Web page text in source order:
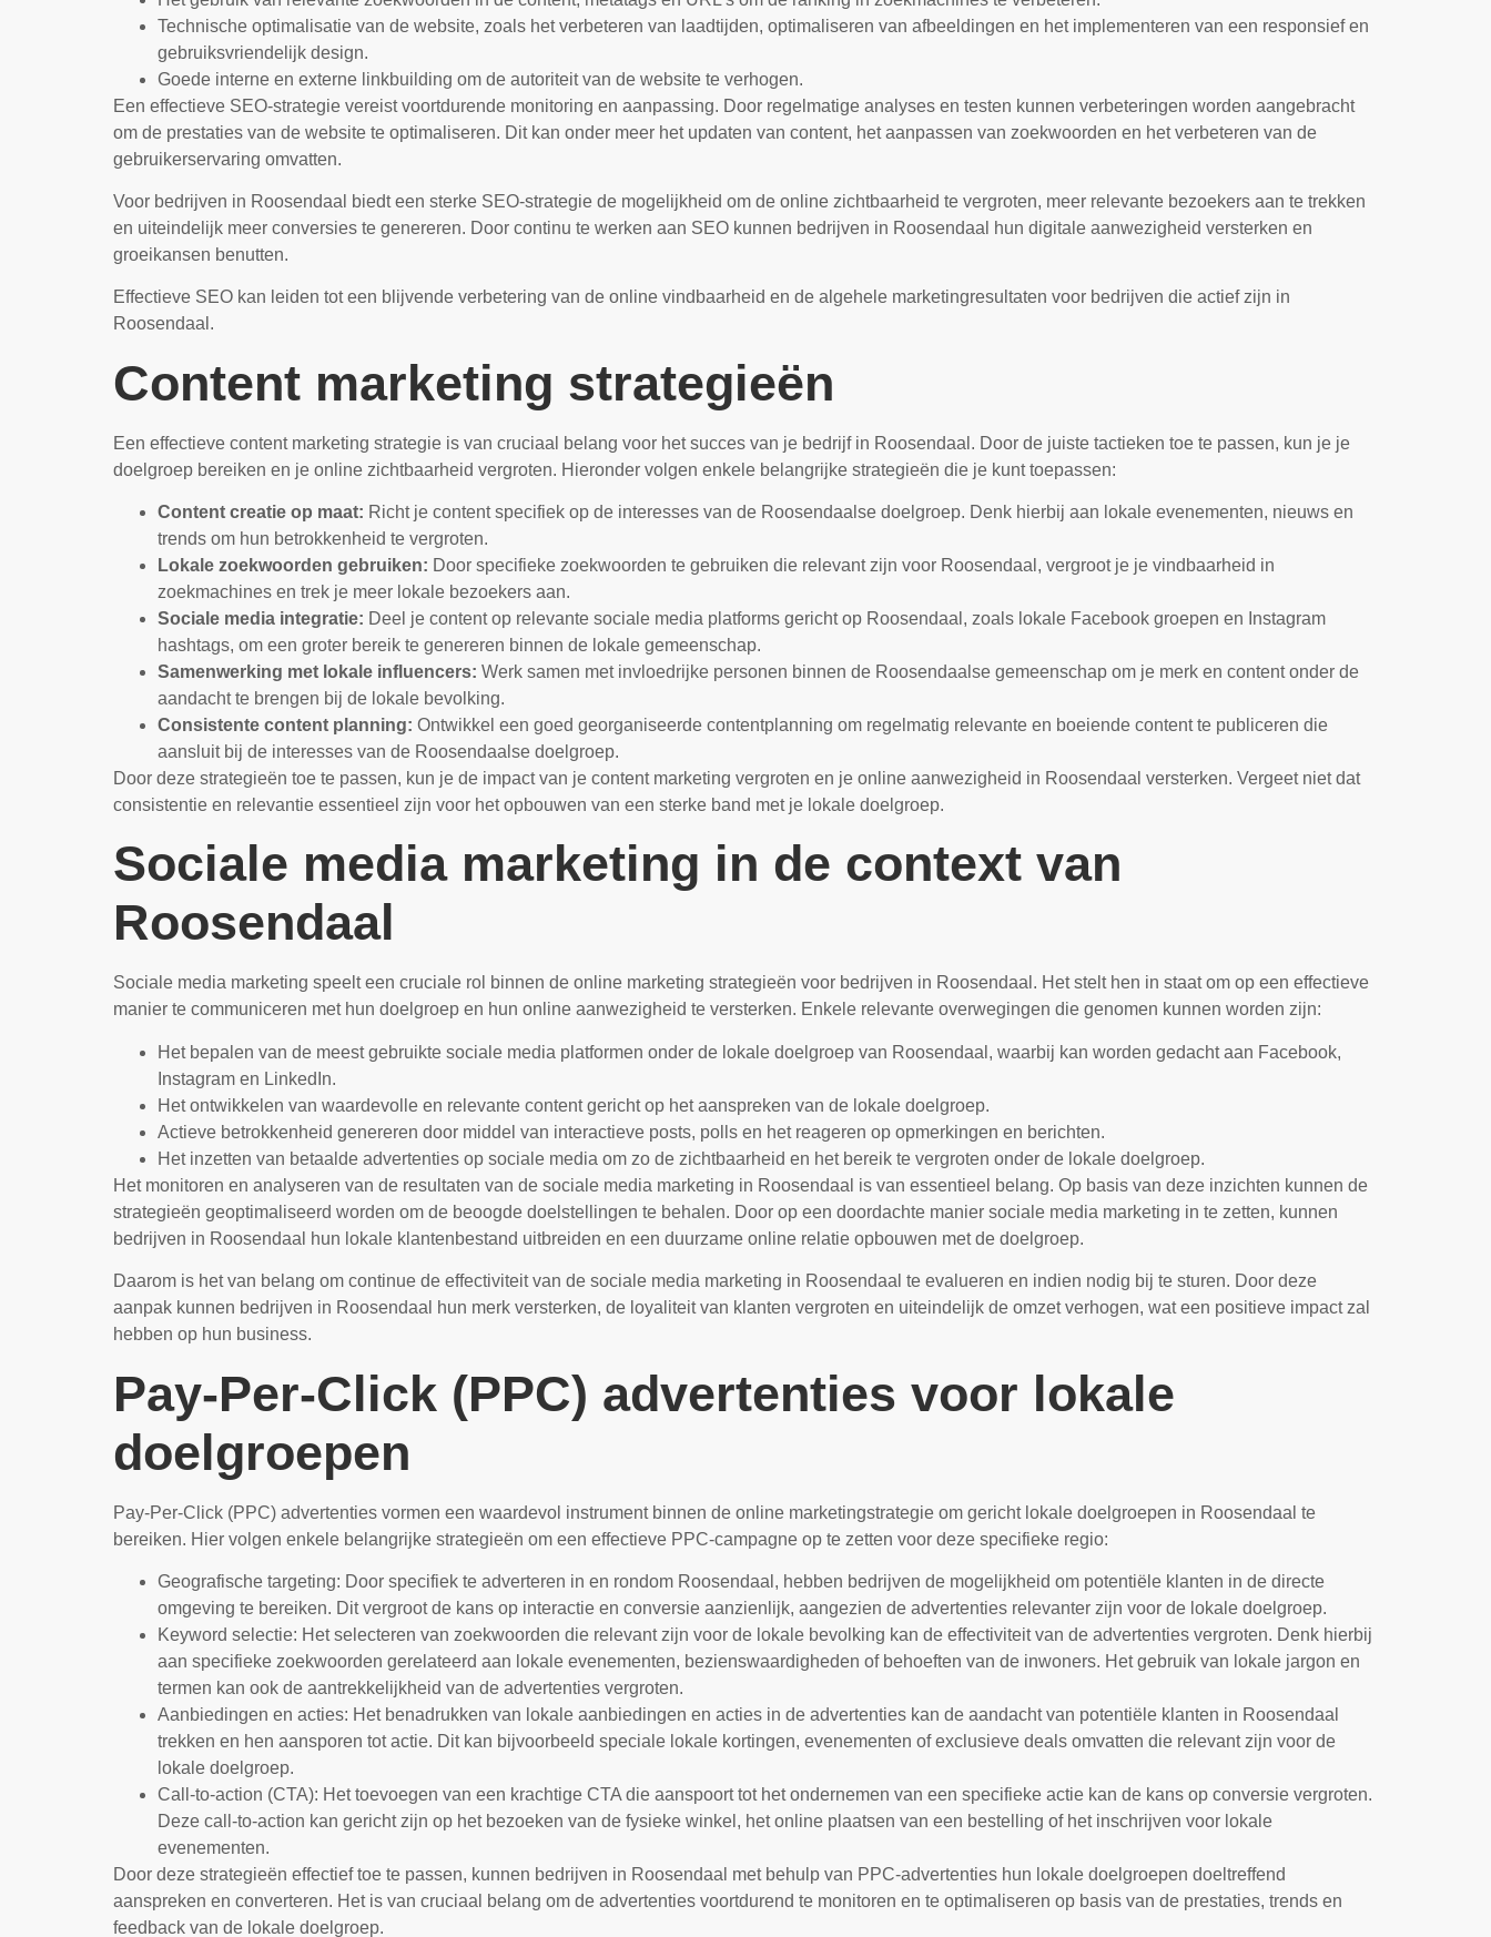
Technische optimalisatie van de website, zoals het verbeteren van laadtijden, optimaliseren van afbeeldingen en het implementeren van een responsief en
gebruiksvriendelijk design.
Goede interne en externe linkbuilding om de autoriteit van de website te verhogen.
Een effectieve SEO-strategie vereist voortdurende monitoring en aanpassing. Door regelmatige analyses en testen kunnen verbeteringen worden aangebracht
om de prestaties van de website te optimaliseren. Dit kan onder meer het updaten van content, het aanpassen van zoekwoorden en het verbeteren van de
gebruikerservaring omvatten.
Voor bedrijven in Roosendaal biedt een sterke SEO-strategie de mogelijkheid om de online zichtbaarheid te vergroten, meer relevante bezoekers aan te trekken
en uiteindelijk meer conversies te genereren. Door continu te werken aan SEO kunnen bedrijven in Roosendaal hun digitale aanwezigheid versterken en
groeikansen benutten.
Effectieve SEO kan leiden tot een blijvende verbetering van de online vindbaarheid en de algehele marketingresultaten voor bedrijven die actief zijn in
Roosendaal.
Content marketing strategieën
Een effectieve content marketing strategie is van cruciaal belang voor het succes van je bedrijf in Roosendaal. Door de juiste tactieken toe te passen, kun je je
doelgroep bereiken en je online zichtbaarheid vergroten. Hieronder volgen enkele belangrijke strategieën die je kunt toepassen:
Content creatie op maat: Richt je content specifiek op de interesses van de Roosendaalse doelgroep. Denk hierbij aan lokale evenementen, nieuws en
trends om hun betrokkenheid te vergroten.
Lokale zoekwoorden gebruiken: Door specifieke zoekwoorden te gebruiken die relevant zijn voor Roosendaal, vergroot je je vindbaarheid in
zoekmachines en trek je meer lokale bezoekers aan.
Sociale media integratie: Deel je content op relevante sociale media platforms gericht op Roosendaal, zoals lokale Facebook groepen en Instagram
hashtags, om een groter bereik te genereren binnen de lokale gemeenschap.
Samenwerking met lokale influencers: Werk samen met invloedrijke personen binnen de Roosendaalse gemeenschap om je merk en content onder de
aandacht te brengen bij de lokale bevolking.
Consistente content planning: Ontwikkel een goed georganiseerde contentplanning om regelmatig relevante en boeiende content te publiceren die
aansluit bij de interesses van de Roosendaalse doelgroep.
Door deze strategieën toe te passen, kun je de impact van je content marketing vergroten en je online aanwezigheid in Roosendaal versterken. Vergeet niet dat
consistentie en relevantie essentieel zijn voor het opbouwen van een sterke band met je lokale doelgroep.
Sociale media marketing in de context van
Roosendaal
Sociale media marketing speelt een cruciale rol binnen de online marketing strategieën voor bedrijven in Roosendaal. Het stelt hen in staat om op een effectieve
manier te communiceren met hun doelgroep en hun online aanwezigheid te versterken. Enkele relevante overwegingen die genomen kunnen worden zijn:
Het bepalen van de meest gebruikte sociale media platformen onder de lokale doelgroep van Roosendaal, waarbij kan worden gedacht aan Facebook,
Instagram en LinkedIn.
Het ontwikkelen van waardevolle en relevante content gericht op het aanspreken van de lokale doelgroep.
Actieve betrokkenheid genereren door middel van interactieve posts, polls en het reageren op opmerkingen en berichten.
Het inzetten van betaalde advertenties op sociale media om zo de zichtbaarheid en het bereik te vergroten onder de lokale doelgroep.
Het monitoren en analyseren van de resultaten van de sociale media marketing in Roosendaal is van essentieel belang. Op basis van deze inzichten kunnen de
strategieën geoptimaliseerd worden om de beoogde doelstellingen te behalen. Door op een doordachte manier sociale media marketing in te zetten, kunnen
bedrijven in Roosendaal hun lokale klantenbestand uitbreiden en een duurzame online relatie opbouwen met de doelgroep.
Daarom is het van belang om continue de effectiviteit van de sociale media marketing in Roosendaal te evalueren en indien nodig bij te sturen. Door deze
aanpak kunnen bedrijven in Roosendaal hun merk versterken, de loyaliteit van klanten vergroten en uiteindelijk de omzet verhogen, wat een positieve impact zal
hebben op hun business.
Pay-Per-Click (PPC) advertenties voor lokale
doelgroepen
Pay-Per-Click (PPC) advertenties vormen een waardevol instrument binnen de online marketingstrategie om gericht lokale doelgroepen in Roosendaal te
bereiken. Hier volgen enkele belangrijke strategieën om een effectieve PPC-campagne op te zetten voor deze specifieke regio:
Geografische targeting: Door specifiek te adverteren in en rondom Roosendaal, hebben bedrijven de mogelijkheid om potentiële klanten in de directe
omgeving te bereiken. Dit vergroot de kans op interactie en conversie aanzienlijk, aangezien de advertenties relevanter zijn voor de lokale doelgroep.
Keyword selectie: Het selecteren van zoekwoorden die relevant zijn voor de lokale bevolking kan de effectiviteit van de advertenties vergroten. Denk hierbij
aan specifieke zoekwoorden gerelateerd aan lokale evenementen, bezienswaardigheden of behoeften van de inwoners. Het gebruik van lokale jargon en
termen kan ook de aantrekkelijkheid van de advertenties vergroten.
Aanbiedingen en acties: Het benadrukken van lokale aanbiedingen en acties in de advertenties kan de aandacht van potentiële klanten in Roosendaal
trekken en hen aansporen tot actie. Dit kan bijvoorbeeld speciale lokale kortingen, evenementen of exclusieve deals omvatten die relevant zijn voor de
lokale doelgroep.
Call-to-action (CTA): Het toevoegen van een krachtige CTA die aanspoort tot het ondernemen van een specifieke actie kan de kans op conversie vergroten.
Deze call-to-action kan gericht zijn op het bezoeken van de fysieke winkel, het online plaatsen van een bestelling of het inschrijven voor lokale
evenementen.
Door deze strategieën effectief toe te passen, kunnen bedrijven in Roosendaal met behulp van PPC-advertenties hun lokale doelgroepen doeltreffend
aanspreken en converteren. Het is van cruciaal belang om de advertenties voortdurend te monitoren en te optimaliseren op basis van de prestaties, trends en
feedback van de lokale doelgroep.